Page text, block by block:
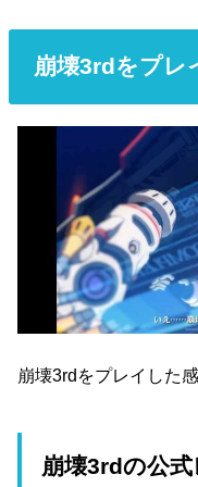
崩壊3rdをプレ
崩壊3rdをプレイした
崩壊3rdの公